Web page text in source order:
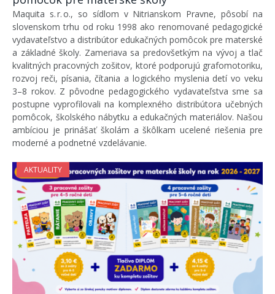
Maquita s. r. o., so sídlom v Nitrianskom Pravne, pôsobí na
slovenskom trhu od roku 1998 ako renomované pedagogické
vydavateľstvo a distribútor edukačných pomôcok pre materské
a základné školy. Zameriava sa predovšetkým na vývoj a tlač
kvalitných pracovných zošitov, ktoré podporujú grafomotoriku,
rozvoj reči, písania, čítania a logického myslenia detí vo veku
3–8 rokov. Z pôvodne pedagogického vydavateľstva sme sa
postupne vyprofilovali na komplexného distribútora učebných
pomôcok, školského nábytku a edukačných materiálov. Našou
ambíciou je prinášať školám a škôlkam ucelené riešenia pre
moderné a podnetné vzdelávanie.
AKTUALITY